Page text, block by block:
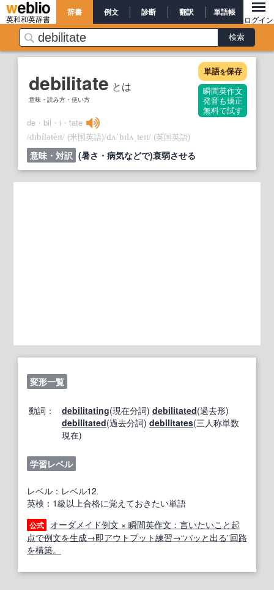
英和和英辞書
辞書 例文 診断 翻訳 単語帳
ログイン
debilitate とは
意味・読み方・使い方
単語を保存
瞬間英作文
発音も矯正
無料で試す
de・bil・i・tate
/dɪbílətèɪt/ (米国英語)/dʌˈbɪlʌˌteɪt/ (英国英語)
意味・対訳 (暑さ・病気などで)衰弱させる
変形一覧
動詞： debilitating(現在分詞) debilitated(過去形)
debilitated(過去分詞) debilitates(三人称単数
現在)
学習レベル
レベル：レベル12
英検：1級以上合格に覚えておきたい単語
公式
オーダメイド例文 × 瞬間英作文：言いたいこと起
点で例文を生成→即アウトプット練習→“パッと出る”回路
を構築。